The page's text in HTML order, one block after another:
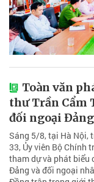
Toàn văn
thư Trần Cẩm
đối ngoại
Sáng 5/8, tại Hà Nội,
33, Ủy viên Bộ Chính
tham dự và phát biểu
Đảng và đối ngoại